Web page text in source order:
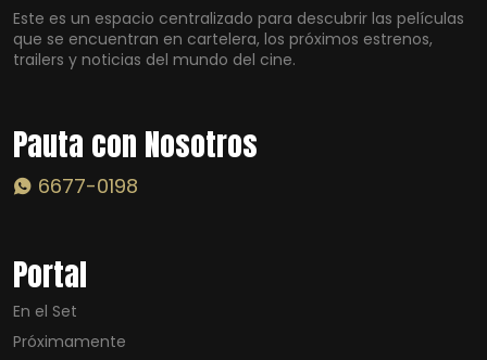
Este es un espacio centralizado para descubrir las películas
que se encuentran en cartelera, los próximos estrenos,
trailers y noticias del mundo del cine.
Pauta con Nosotros
6677-0198
Portal
En el Set
Próximamente